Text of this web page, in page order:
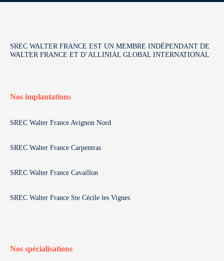
SREC WALTER FRANCE EST UN MEMBRE INDÉPENDANT DE
WALTER FRANCE ET D’ALLINIAL GLOBAL INTERNATIONAL
Nos implantations
SREC Walter France Avignon Nord
SREC Walter France Carpentras
SREC Walter France Cavaillon
SREC Walter France Ste Cécile les Vignes
Nos spécialisations